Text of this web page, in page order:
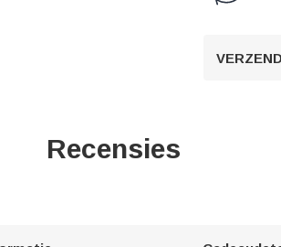
Recensies